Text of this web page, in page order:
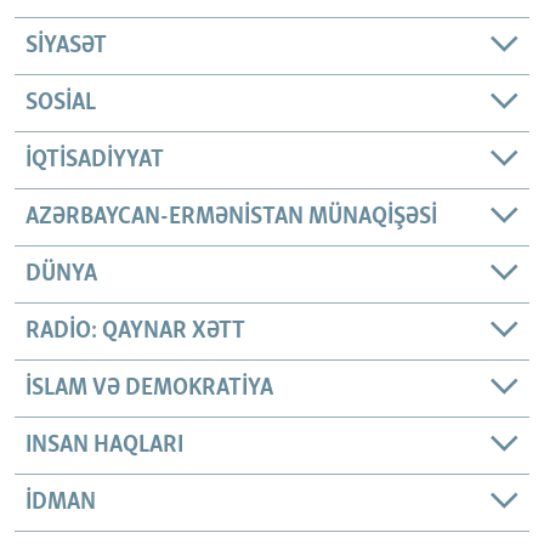
SIYASƏT
SOSIAL
İQTISADIYYAT
AZƏRBAYCAN-ERMƏNISTAN MÜNAQIŞƏSI
DÜNYA
RADIO: QAYNAR XƏTT
İSLAM VƏ DEMOKRATIYA
INSAN HAQLARI
İDMAN